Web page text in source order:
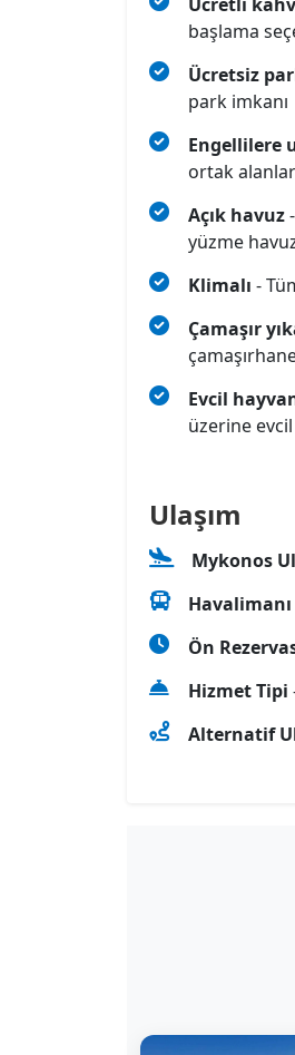
Ücretli
başlama
Ücretsiz
park imkanı
Engellilere
ortak alanlar
Açık havuz
yüzme
Klimalı -
Çamaşır
Evcil
üzerine
Ulaşım
Mykonos
Havalimanı
Ön
Hizmet Tipi
Alternatif